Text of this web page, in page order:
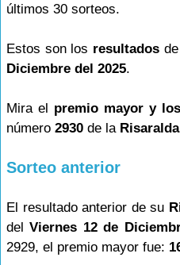
últimos 30 sorteos.
Estos son los resultadosde
Diciembre del 2025.
Mira el premio mayor y
número 2930 de la Risaralda
Sorteo anterior
El resultado anterior de su
delViernes 12 de
2929, el premio mayor fue: